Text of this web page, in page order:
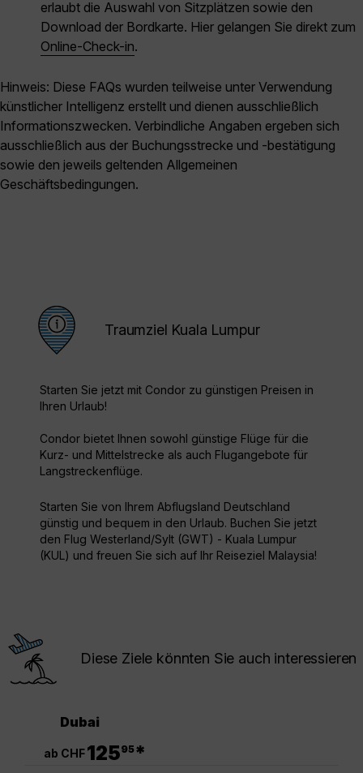
erlaubt die Auswahl von Sitzplätzen sowie den
Download der Bordkarte. Hier gelangen Sie direkt zum
Online-Check-in.
Hinweis: Diese FAQs wurden teilweise unter Verwendung
künstlicher Intelligenz erstellt und dienen ausschließlich
Informationszwecken. Verbindliche Angaben ergeben sich
ausschließlich aus der Buchungsstrecke und -bestätigung
sowie den jeweils geltenden Allgemeinen
Geschäftsbedingungen.
Traumziel Kuala Lumpur
Starten Sie jetzt mit Condor zu günstigen Preisen in
Ihren Urlaub!
Condor bietet Ihnen sowohl günstige Flüge für die
Kurz- und Mittelstrecke als auch Flugangebote für
Langstreckenflüge.
Starten Sie von Ihrem Abflugsland Deutschland
günstig und bequem in den Urlaub. Buchen Sie jetzt
den Flug Westerland/Sylt (GWT) - Kuala Lumpur
(KUL) und freuen Sie sich auf Ihr Reiseziel Malaysia!
Diese Ziele könnten Sie auch interessieren
Dubai
ab CHF12595*